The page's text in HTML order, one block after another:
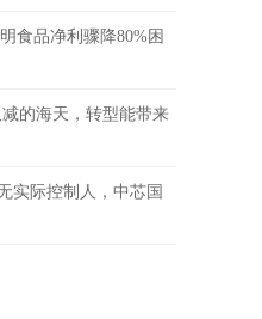
食品净利骤降80%困
的海天，转型能带来
实际控制人，中芯国